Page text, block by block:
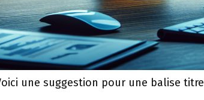
une suggestion pour une balise titre